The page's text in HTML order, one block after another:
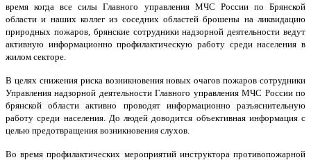
время когда все силы Главного управления МЧС России по Брянской
области и наших коллег из соседних областей брошены на ликвидацию
природных пожаров, брянские сотрудники надзорной деятельности ведут
активную информационно профилактическую работу среди населения в
жилом секторе.
В целях снижения риска возникновения новых очагов пожаров сотрудники
Управления надзорной деятельности Главного управления МЧС России по
брянской области активно проводят информационно разъяснительную
работу среди населения. До людей доводится объективная информация с
целью предотвращения возникновения слухов.
Во время профилактических мероприятий инструктора противопожарной